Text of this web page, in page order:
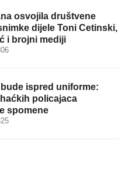
osvojila društvene
dijele Toni Cetinski,
i brojni mediji
ispred uniforme:
policajaca
spomene